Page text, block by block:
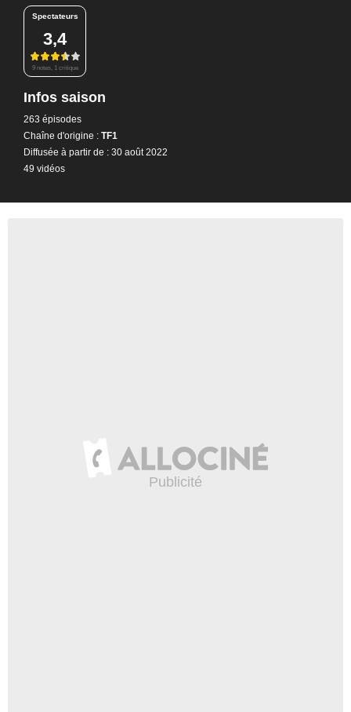
Spectateurs
3,4
9 notes, 1 critique
Infos saison
263 épisodes
Chaîne d'origine : TF1
Diffusée à partir de : 30 août 2022
49 vidéos